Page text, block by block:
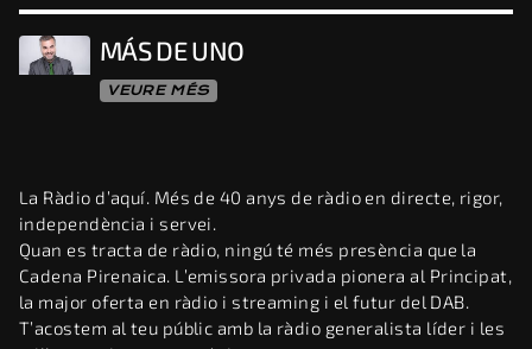
MÁS DE UNO
VEURE MÉS
La Ràdio d’aquí. Més de 40 anys de ràdio en directe, rigor,
independència i servei.
Quan es tracta de ràdio, ningú té més presència que la
Cadena Pirenaica. L’emissora privada pionera al Principat,
la major oferta en ràdio i streaming i el futur del DAB.
T’acostem al teu públic amb la ràdio generalista líder i les